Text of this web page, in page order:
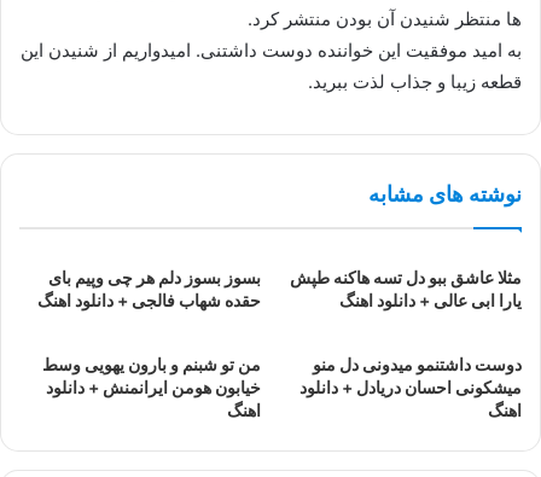
ها منتظر شنیدن آن بودن منتشر کرد.
به امید موفقیت این خواننده دوست داشتنی. امیدواریم از شنیدن این
قطعه زیبا و جذاب لذت ببرید.
نوشته های مشابه
مثلا عاشق ببو دل تسه هاکنه طپش
یارا ابی عالی + دانلود اهنگ
بسوز بسوز دلم هر چی وپیم بای
حقده شهاب فالجی + دانلود اهنگ
دوست داشتنمو میدونی دل منو
میشکونی احسان دریادل + دانلود
اهنگ
من تو شبنم و بارون یهویی وسط
خیابون هومن ایرانمنش + دانلود
اهنگ